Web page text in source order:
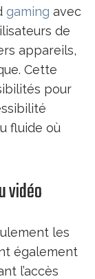
gaming avec
de
appareils,
Cette
pour
fluide où
vidéo
les
également
l’accès